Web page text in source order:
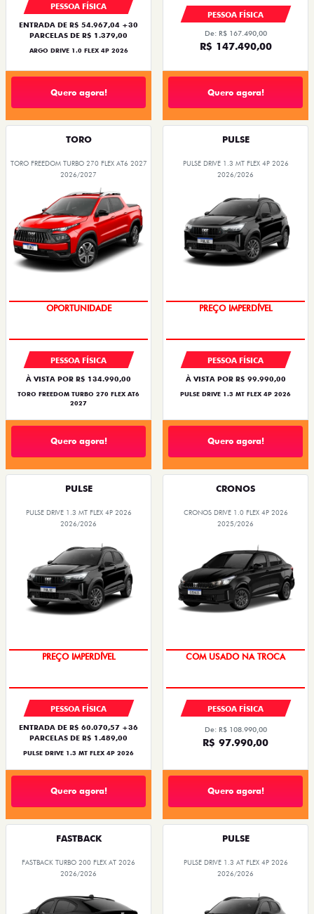
PESSOA FÍSICA
ENTRADA DE R$ 54.967,04 +30
PARCELAS DE R$ 1.379,00
ARGO DRIVE 1.0 FLEX 4P 2026
Quero agora!
PESSOA FÍSICA
De: R$ 167.490,00
R$ 147.490,00
Quero agora!
TORO
TORO FREEDOM TURBO 270 FLEX AT6 2027
2026/2027
SUPERVALORIZAÇÃO DO USADO
PESSOA FÍSICA
À VISTA POR R$ 134.990,00
TORO FREEDOM TURBO 270 FLEX AT6
2027
Quero agora!
PULSE
PULSE DRIVE 1.3 MT FLEX 4P 2026
2026/2026
OPORTUNIDADE
PESSOA FÍSICA
À VISTA POR R$ 99.990,00
PULSE DRIVE 1.3 MT FLEX 4P 2026
Quero agora!
PULSE
PULSE DRIVE 1.3 MT FLEX 4P 2026
2026/2026
OPORTUNIDADE
PESSOA FÍSICA
ENTRADA DE R$ 60.070,57 +36
PARCELAS DE R$ 1.489,00
PULSE DRIVE 1.3 MT FLEX 4P 2026
Quero agora!
CRONOS
CRONOS DRIVE 1.0 FLEX 4P 2026
2025/2026
SUPER DESCONTO
PESSOA FÍSICA
De: R$ 108.990,00
R$ 97.990,00
Quero agora!
FASTBACK
FASTBACK TURBO 200 FLEX AT 2026
2026/2026
PULSE
PULSE DRIVE 1.3 AT FLEX 4P 2026
2026/2026